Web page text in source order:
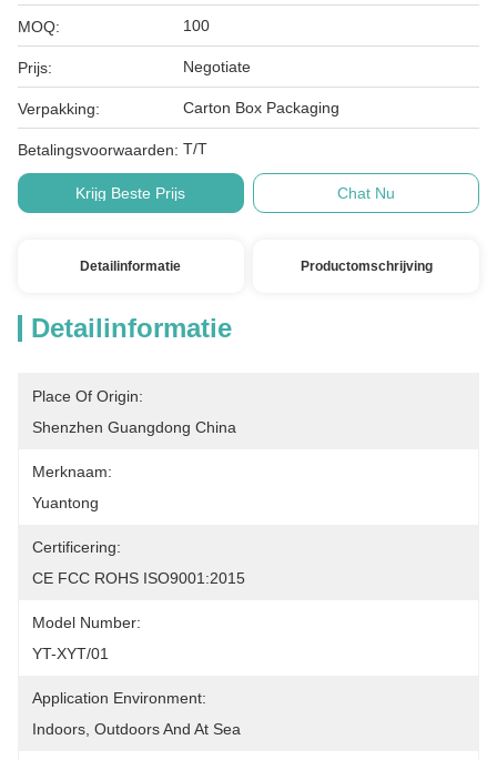
MOQ: 100
Prijs: Negotiate
Verpakking: Carton Box Packaging
Betalingsvoorwaarden: T/T
Krijg Beste Prijs Chat Nu
Detailinformatie Productomschrijving
Detailinformatie
Place Of Origin:
Shenzhen Guangdong China
Merknaam:
Yuantong
Certificering:
CE FCC ROHS ISO9001:2015
Model Number:
YT-XYT/01
Application Environment:
Indoors, Outdoors And At Sea